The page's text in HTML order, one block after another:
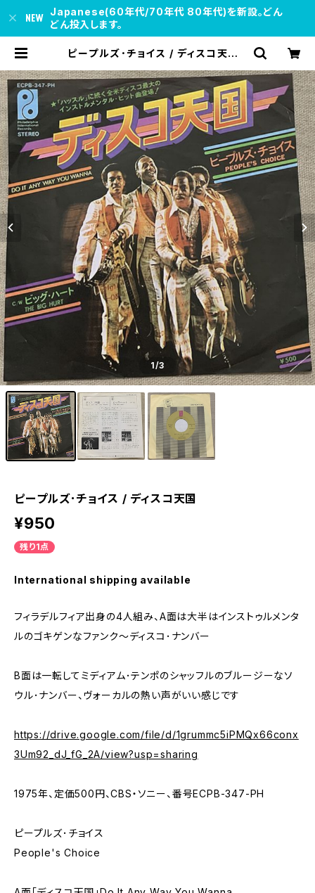
Japanese(60年代/70年代 80年代)を新設。どん
どん投入します。
ピープルズ･チョイス / ディスコ天国 |
1/3
ピープルズ･チョイス / ディスコ天国
¥950
残り1点
International shipping available
フィラデルフィア出身の4人組み、A面は大半はインストゥルメンタ
ルのゴキゲンなファンク～ディスコ･ナンバー
B面は一転してミディアム･テンポのシャッフルのブルージーなソ
ウル･ナンバー、ヴォーカルの熱い声がいい感じです
https://drive.google.com/file/d/1grummc5iPMQx66conx
3Um92_dJ_fG_2A/view?usp=sharing
1975年、定価500円、CBS・ソニー、番号ECPB-347-PH
ピープルズ･チョイス
People's Choice